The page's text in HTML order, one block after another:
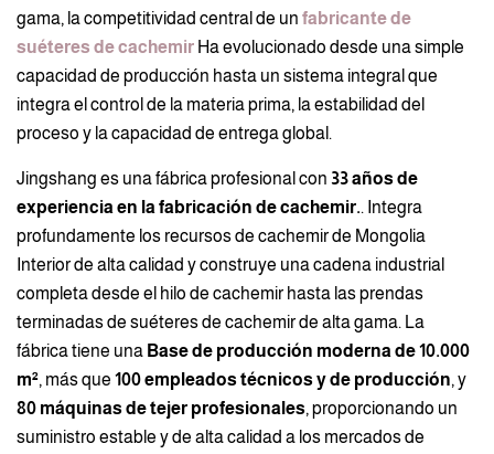
gama, la competitividad central de un fabricante de
suéteres de cachemir Ha evolucionado desde una simple
capacidad de producción hasta un sistema integral que
integra el control de la materia prima, la estabilidad del
proceso y la capacidad de entrega global.
Jingshang es una fábrica profesional con 33 años de
experiencia en la fabricación de cachemir.. Integra
profundamente los recursos de cachemir de Mongolia
Interior de alta calidad y construye una cadena industrial
completa desde el hilo de cachemir hasta las prendas
terminadas de suéteres de cachemir de alta gama. La
fábrica tiene una Base de producción moderna de 10.000
m², más que 100 empleados técnicos y de producción, y
80 máquinas de tejer profesionales, proporcionando un
suministro estable y de alta calidad a los mercados de